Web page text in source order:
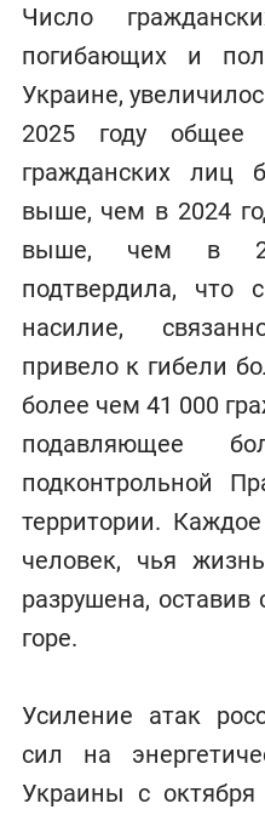
Число
погибающих и
Украине,
2025 году общее
гражданских лиц
выше, чем в 2024
выше, чем в
подтвердила, что
насилие,
привело к гибели
более чем 41 000
подавляющее
подконтрольной
территории.
человек, чья
разрушена,
горе.
Усиление атак
сил на
Украины с